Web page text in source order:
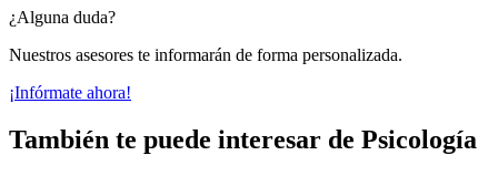
¿Alguna duda?
Nuestros asesores te informarán de forma personalizada.
¡Infórmate ahora!
También te puede interesar de Psicología